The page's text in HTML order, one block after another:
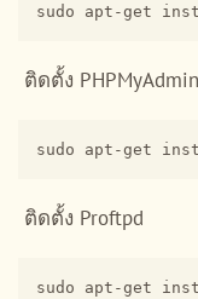
sudo apt-get
ติดตั้ง PHPMyAdmin
ติดตั้ง Proftpd
sudo apt-get